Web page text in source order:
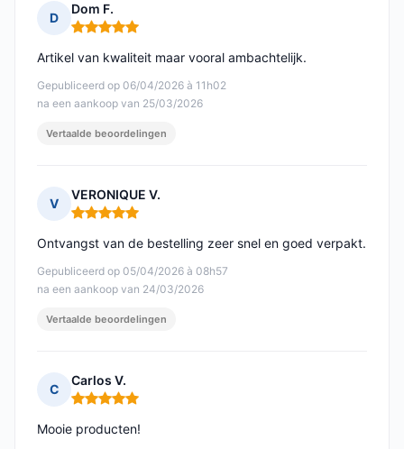
D
Dom F.
Opmerking: 5 van 5
Gepubliceerd op 06/04/2026 à 11h02
na een aankoop van 25/03/2026
Artikel van kwaliteit maar vooral ambachtelijk.
Vertaalde beoordelingen
V
VERONIQUE V.
Opmerking: 5 van 5
Gepubliceerd op 05/04/2026 à 08h57
na een aankoop van 24/03/2026
Ontvangst van de bestelling zeer snel en goed verpakt.
Vertaalde beoordelingen
C
Carlos V.
Opmerking: 5 van 5
Mooie producten!